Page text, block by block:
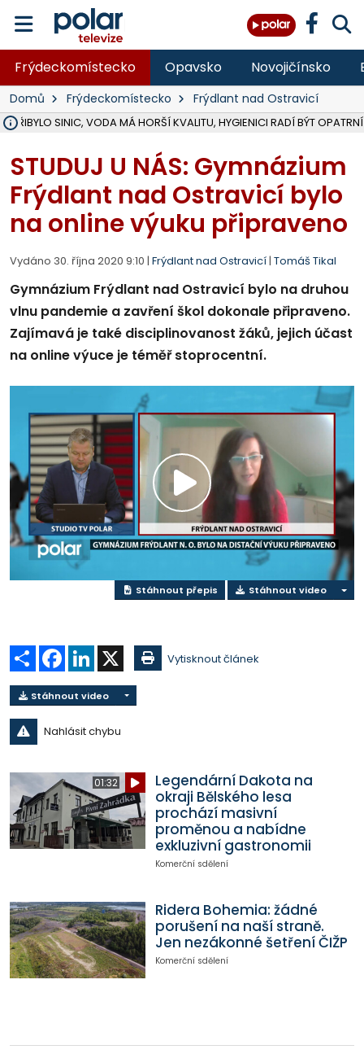
Frýdeckomístecko Opavsko Novojičínsko
Domů Frýdeckomístecko Frýdlant nad Ostravicí
PŘIBYLO SINIC, VODA MÁ HORŠÍ KVALITU, HYGIENICI RADÍ BÝT OPATRNÍ
STUDUJ U NÁS: Gymnázium
Frýdlant nad Ostravicí bylo
na online výuku připraveno
Vydáno 30. října 2020 9:10 | Frýdlant nad Ostravicí | Tomáš Tikal
Gymnázium Frýdlant nad Ostravicí bylo na druhou
vlnu pandemie a zavření škol dokonale připraveno.
Zajímavá je také disciplinovanost žáků, jejich účast
na online výuce je téměř stoprocentní.
Play
Video
Stáhnout přepis Stáhnout video
Sdílet Facebook
LinkedIn Vytisknout článek
Stáhnout video
Nahlásit chybu
01:32
Legendární Dakota na
okraji Bělského lesa
prochází masivní
proměnou a nabídne
exkluzivní gastronomii
Komerční sdělení
Ridera Bohemia: žádné
porušení na naší straně.
Jen nezákonné šetření ČIŽP
Komerční sdělení